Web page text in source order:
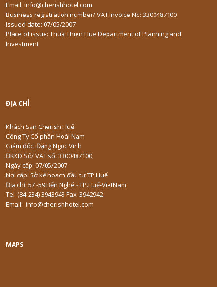
Email: info@cherishhotel.com
Business registration number/ VAT Invoice No: 3300487100
Issued date: 07/05/2007
Place of issue: Thua Thien Hue Department of Planning and
Investment
ĐỊA CHỈ
Khách Sạn Cherish Huế
Công Ty Cổ phần Hoài Nam
Giám đốc: Đặng Ngọc Vinh
ĐKKD Số/ VAT số: 3300487100;
Ngày cấp: 07/05/2007
Nơi cấp: Sở kế hoạch đầu tư TP Huế
Địa chỉ: 57 -59 Bến Nghé - TP.Huế-VietNam
Tel: (84-234) 3943943 Fax: 3942942
Email: info@cherishhotel.com
MAPS